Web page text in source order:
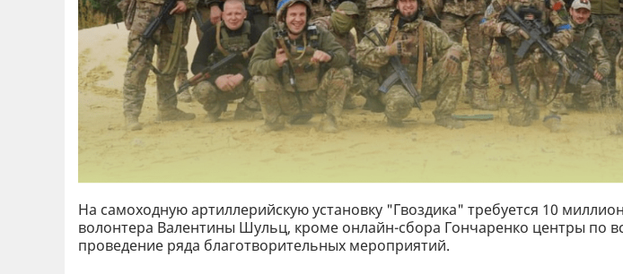
На самоходную артиллерийскую установку "Гвоздика" требуется 10
волонтера Валентины Шульц, кроме онлайн-сбора Гончаренко центры по
проведение ряда благотворительных мероприятий.